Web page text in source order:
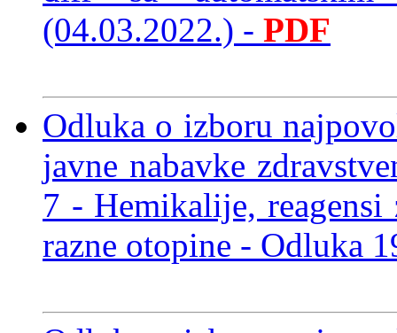
(04.03.2022.) - PDF
Odluka o izboru
javne nabavke
7 - Hemikalije,
razne otopine - Odluka